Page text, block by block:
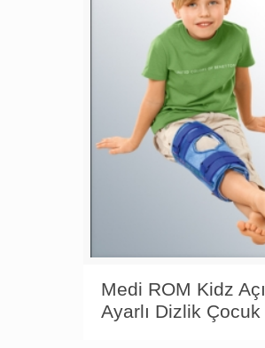
Medi ROM Kidz Açı
Ayarlı Dizlik Çocuk